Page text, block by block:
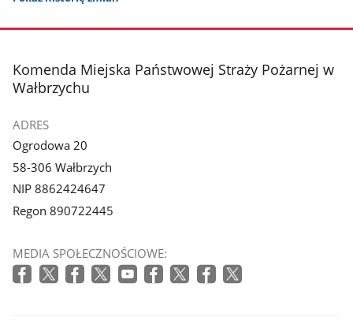
stopka
Komenda Miejska Państwowej Straży Pożarnej w
Wałbrzychu
ADRES
Ogrodowa 20
58-306 Wałbrzych
NIP 8862424647
Regon 890722445
MEDIA SPOŁECZNOŚCIOWE: